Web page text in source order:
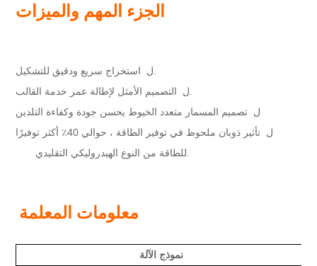
الجزء المهم والميزات
ل
ل
ل تصميم المسمار متعدد الخيوط يحسن جودة وكفاءة التلدين
ل
تأثير ذوبان ملحوظ في توفير الطاقة ، حوالي 40٪ أكثر توفيرًا
معلومات المعلمة
نموذج الآلة